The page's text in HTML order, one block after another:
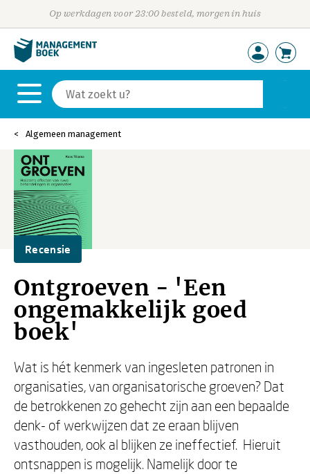
Op werkdagen voor 23:00 besteld, morgen in huis
Algemeen management
Recensie
Ontgroeven - 'Een
ongemakkelijk goed
boek'
Wat is hét kenmerk van ingesleten patronen in
organisaties, van organisatorische groeven? Dat
de betrokkenen zo gehecht zijn aan een bepaalde
denk- of werkwijzen dat ze eraan blijven
vasthouden, ook al blijken ze ineffectief. Hieruit
ontsnappen is mogelijk. Namelijk door te